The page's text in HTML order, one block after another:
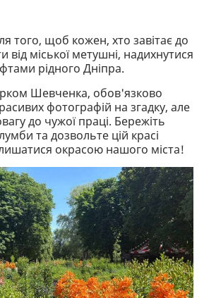
того, щоб кожен, хто завітає до
від міської метушні, надихнутися
рідного Дніпра.
Шевченка, обов'язково
фотографій на згадку, але
до чужої праці. Бережіть
та дозвольте цій красі
окрасою нашого міста!